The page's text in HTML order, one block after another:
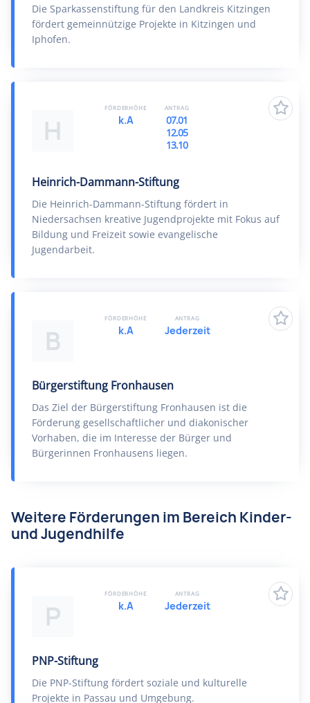
Die Sparkassenstiftung für den Landkreis Kitzingen
fördert gemeinnützige Projekte in Kitzingen und
Iphofen.
H
Heinrich-Dammann-Stiftung
Die Heinrich-Dammann-Stiftung fördert in
Niedersachsen kreative Jugendprojekte mit Fokus auf
Bildung und Freizeit sowie evangelische
Jugendarbeit.
FÖRDERHÖHE
k.A
ANTRAG
07.01
12.05
13.10
B
Bürgerstiftung Fronhausen
Das Ziel der Bürgerstiftung Fronhausen ist die
Förderung gesellschaftlicher und diakonischer
Vorhaben, die im Interesse der Bürger und
Bürgerinnen Fronhausens liegen.
FÖRDERHÖHE
k.A
ANTRAG
Jederzeit
Weitere Förderungen im Bereich Kinder-
und Jugendhilfe
P
PNP-Stiftung
Die PNP-Stiftung fördert soziale und kulturelle
Projekte in Passau und Umgebung.
FÖRDERHÖHE
k.A
ANTRAG
Jederzeit